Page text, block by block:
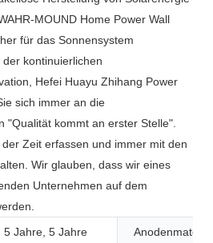
MOUND Home Power Wall
für das Sonnensystem
kontinuierlichen
Hefei Huayu Zhihang Power
sich immer an die
"Qualität kommt an erster Stelle".
Zeit erfassen und immer mit den
Wir glauben, dass wir eines
Unternehmen auf dem
5 Jahre, 5 Jahre